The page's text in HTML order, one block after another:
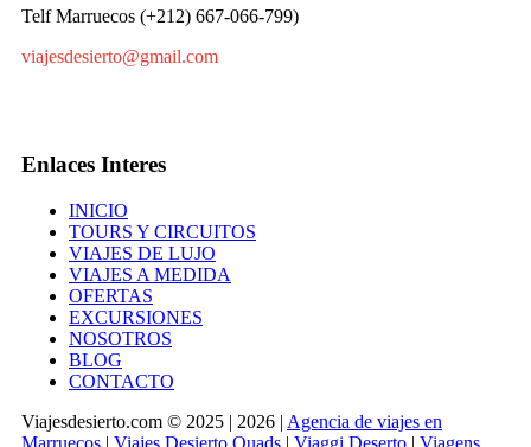
Telf Marruecos (+212) 667-066-799)
viajesdesierto@gmail.com
Enlaces Interes
INICIO
TOURS Y CIRCUITOS
VIAJES DE LUJO
VIAJES A MEDIDA
OFERTAS
EXCURSIONES
NOSOTROS
BLOG
CONTACTO
Viajesdesierto.com © 2025 | 2026 | Agencia de viajes en
Marruecos | Viajes Desierto Quads | Viaggi Deserto | Viagens